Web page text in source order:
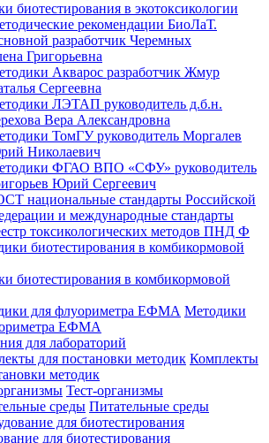
биотестирования в экотоксикологии
рекомендации БиоЛаТ.
разработчик Черемных
Григорьевна
Акварос разработчик Жмур
Сергеевна
ЛЭТАП руководитель д.б.н.
Вера Александровна
ТомГУ руководитель Моргалев
Николаевич
ФГАО ВПО «СФУ» руководитель
Юрий Сергеевич
национальные стандарты Российской
и международные стандарты
токсикологических методов ПНД Ф
биотестирования в комбикормовой
Методики
ЕФМА
для лабораторий
Комплекты
методик
Тест-организмы
Питательные среды
для биотестирования